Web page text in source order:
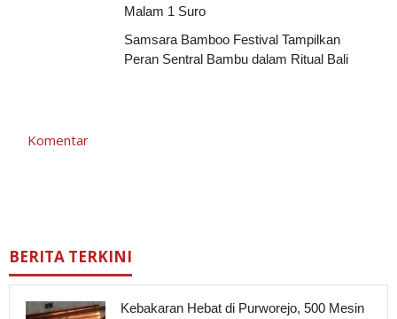
Malam 1 Suro
Samsara Bamboo Festival Tampilkan
Peran Sentral Bambu dalam Ritual Bali
Komentar
BERITA TERKINI
Kebakaran Hebat di Purworejo, 500 Mesin